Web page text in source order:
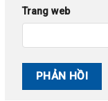
Trang web